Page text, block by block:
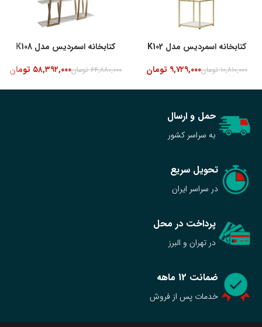
کتابخانه اسمردیس مدل K102
۱۰,۸۱۰,۰۰۰ تومان۹,۷۲۹,۰۰۰ تومان
کتابخانه اسمردیس مدل K108
۶۴,۸۸۰,۰۰۰ تومان۵۸,۳۹۲,۰۰۰ تومان
ضمانت 12 ماهه
خدمات پس از فروش
پرداخت در محل
در تهران و البرز
تحویل سریع
در سراسر ایران
حمل و ارسال
به سراسر کشور